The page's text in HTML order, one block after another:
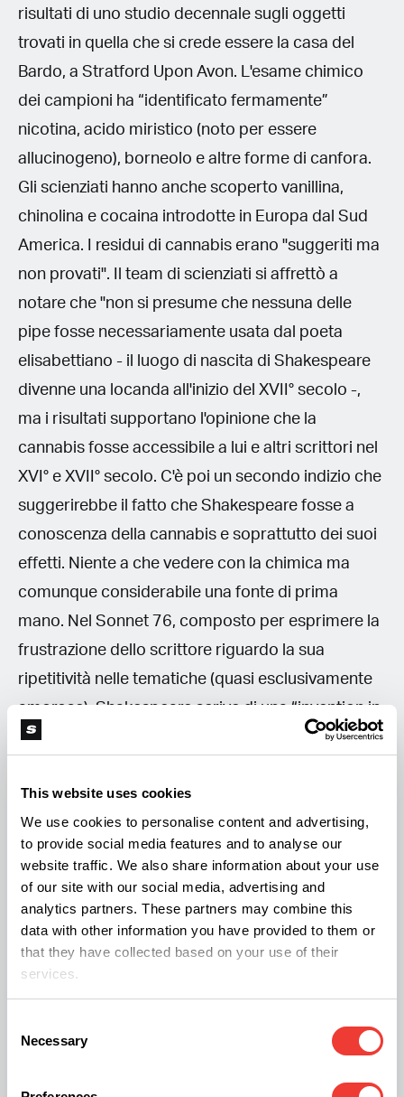
This website uses cookies
We use cookies to personalise content and advertising,
to provide social media features and to analyse our
website traffic. We also share information about your use
of our site with our social media, advertising and
analytics partners. These partners may combine this
data with other information you have provided to them or
that they have collected based on your use of their
services.
Selection
Necessary
risultati di uno studio decennale sugli oggetti
trovati in quella che si crede essere la casa del
Bardo, a Stratford Upon Avon. L'esame chimico
dei campioni ha “identificato fermamente”
nicotina, acido miristico (noto per essere
allucinogeno), borneolo e altre forme di canfora.
Gli scienziati hanno anche scoperto vanillina,
chinolina e cocaina introdotte in Europa dal Sud
America. I residui di cannabis erano "suggeriti ma
non provati". Il team di scienziati si affrettò a
notare che "non si presume che nessuna delle
pipe fosse necessariamente usata dal poeta
elisabettiano - il luogo di nascita di Shakespeare
divenne una locanda all'inizio del XVII° secolo -,
ma i risultati supportano l'opinione che la
cannabis fosse accessibile a lui e altri scrittori nel
XVI° e XVII° secolo. C'è poi un secondo indizio che
suggerirebbe il fatto che Shakespeare fosse a
conoscenza della cannabis e soprattutto dei suoi
effetti. Niente a che vedere con la chimica ma
comunque considerabile una fonte di prima
mano. Nel Sonnet 76, composto per esprimere la
frustrazione dello scrittore riguardo la sua
ripetitività nelle tematiche (quasi esclusivamente
amorose), Shakespeare scrive di una “invention in
a noted weed” che molto rudemente potrebbe
cui si magnificano le proprietà di stimolazione
artistica e creativa della marijuana. Poco prima,
nello stesso componimento, il poeta fa infatti
riferimento ad un'altra “compound strange” cui
preferisce non farsi associare: i filologi inglesi
pensano che questo strano “compound” possano
essere le foglie di coca e che Shakespeare fosse
consapevole dei suoi effetti, preferendo evitarli.